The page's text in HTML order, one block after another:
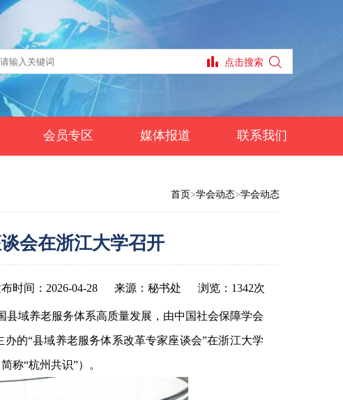
会员专区 媒体报道 联系我们
首页>学会动态>学会动态
会在浙江大学召开
时间：2026-04-28 来源：秘书处 浏览：1342次
县域养老服务体系高质量发展，由中国社会保障学会
的“县域养老服务体系改革专家座谈会”在浙江大学
称“杭州共识”）。